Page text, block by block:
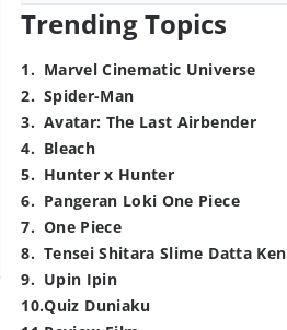
Trending Topics
1. Marvel Cinematic Universe
2. Spider-Man
3. Avatar: The Last Airbender
4. Bleach
5. Hunter x Hunter
6. Pangeran Loki One Piece
7. One Piece
8. Tensei Shitara Slime Datta Ken
9. Upin Ipin
10.Quiz Duniaku